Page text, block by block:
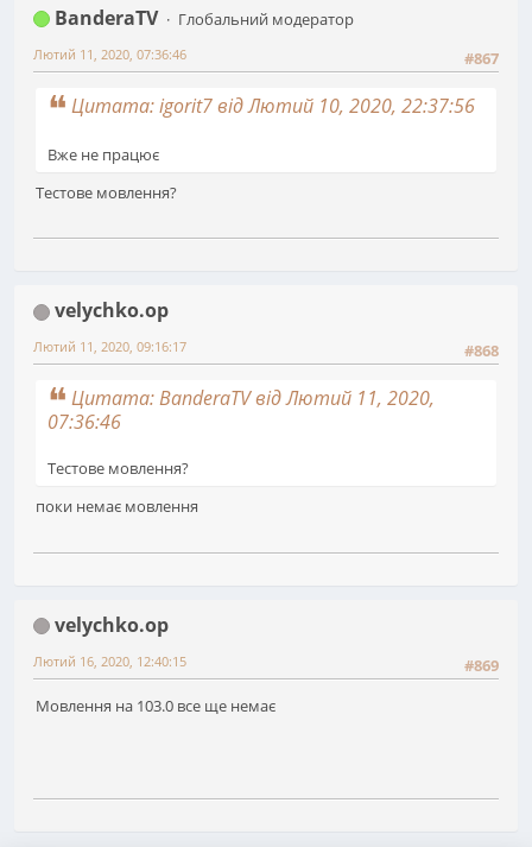
BanderaTV
Глобальний модератор
#867
Лютий 11, 2020, 07:36:46
Цитата: igorit7 від Лютий 10, 2020, 22:37:56
Вже не працює
Тестове мовлення?
velychko.op
#868
Лютий 11, 2020, 09:16:17
Цитата: BanderaTV від Лютий 11, 2020,
07:36:46
Тестове мовлення?
поки немає мовлення
velychko.op
#869
Лютий 16, 2020, 12:40:15
Мовлення на 103.0 все ще немає